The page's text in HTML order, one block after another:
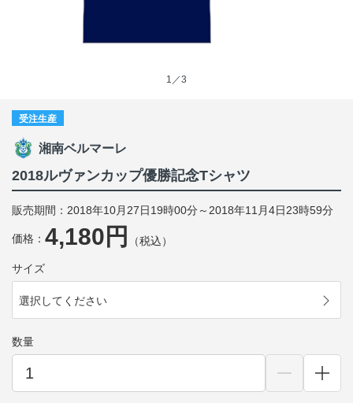
1／3
受注生産
湘南ベルマーレ
2018ルヴァンカップ優勝記念Tシャツ
販売期間：2018年10月27日19時00分～2018年11月4日23時59分
価格： 4,180円 （税込）
サイズ
選択してください
数量